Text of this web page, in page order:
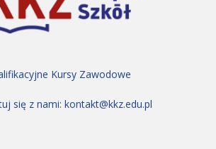
Kursy Zawodowe
się z nami:kontakt@kkz.edu.pl